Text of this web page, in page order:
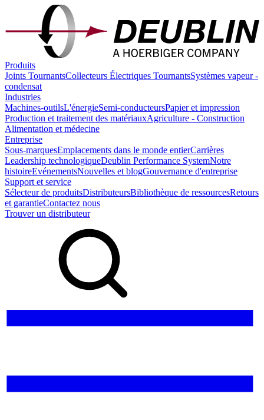
Produits
Joints TournantsCollecteurs Électriques TournantsSystèmes vapeur -
condensat
Industries
Machines-outilsL'énergieSemi-conducteursPapier et impression
Production et traitement des matériauxAgriculture - Construction
Alimentation et médecine
Entreprise
Sous-marquesEmplacements dans le monde entierCarrières
Leadership technologiqueDeublin Performance SystemNotre
histoireEvénementsNouvelles et blogGouvernance d'entreprise
Support et service
Sélecteur de produitsDistributeursBibliothèque de ressourcesRetours
et garantieContactez nous
Trouver un distributeur